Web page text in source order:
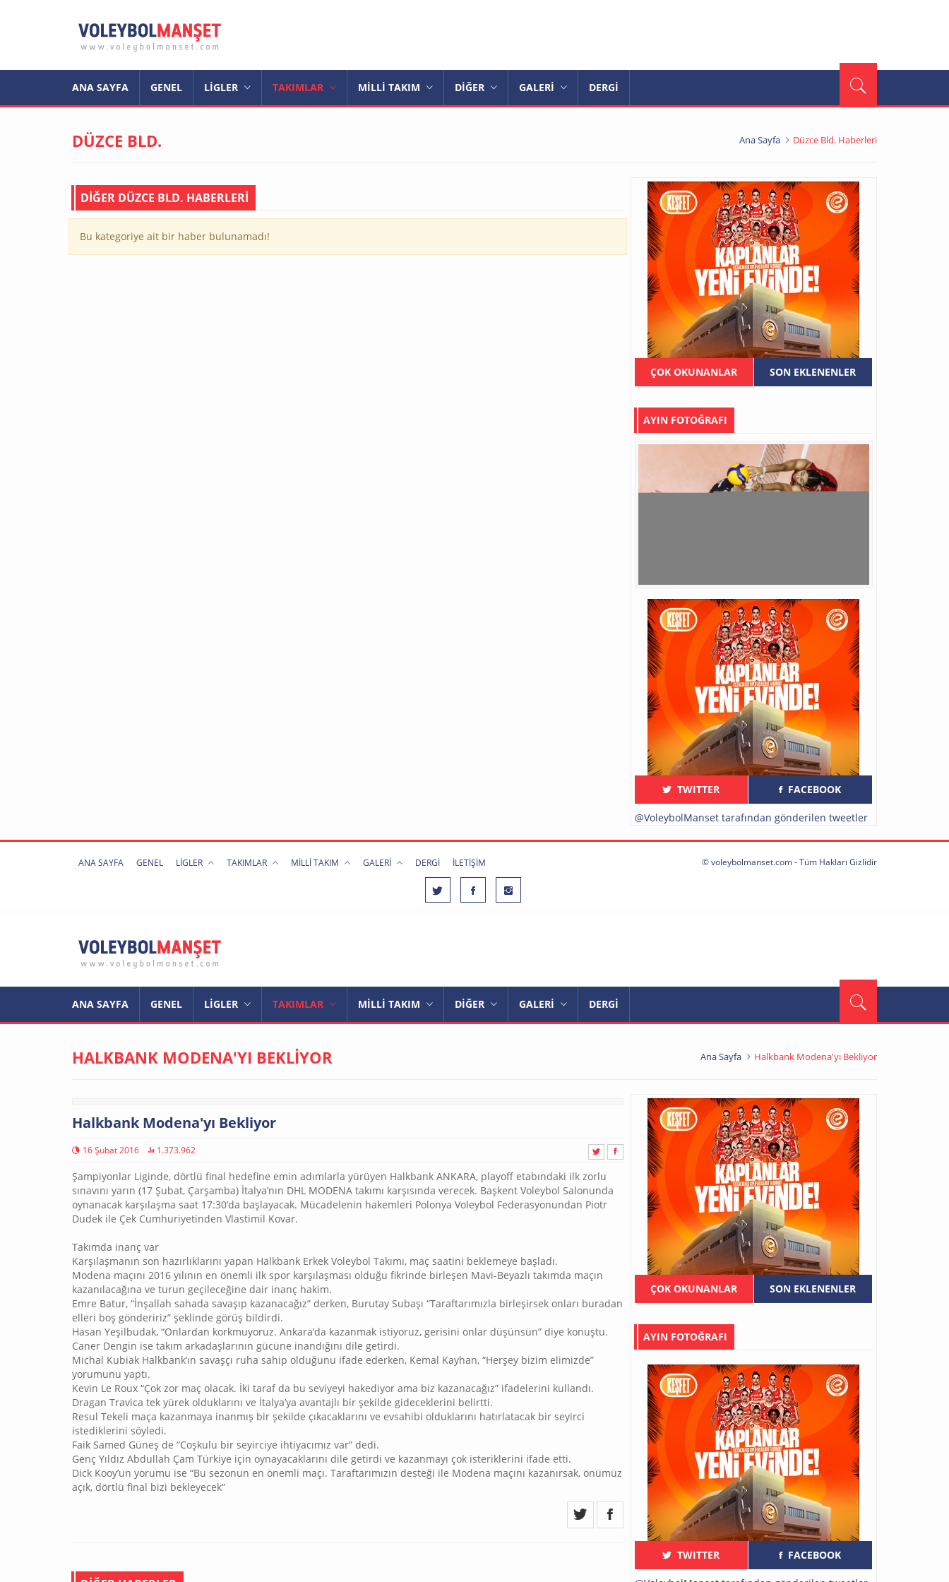
ANA SAYFA GENEL LİGLER TAKIMLAR MİLLİ TAKIM DİĞER GALERİ DERGİ
DÜZCE BLD. Ana Sayfa Düzce Bld. Haberleri
DİĞER DÜZCE BLD. HABERLERİ
Bu kategoriye ait bir haber bulunamadı!
ÇOK OKUNANLAR SON EKLENENLER
AYIN FOTOĞRAFI
TWITTER FACEBOOK
@VoleybolManset tarafından gönderilen tweetler
ANA SAYFA GENEL LİGLER TAKIMLAR MİLLİ TAKIM GALERİ DERGİ İLETİŞİM © voleybolmanset.com - Tüm Hakları Gizlidir
ANA SAYFA GENEL LİGLER TAKIMLAR MİLLİ TAKIM DİĞER GALERİ DERGİ
HALKBANK MODENA'YI BEKLİYOR Ana Sayfa Halkbank Modena'yı Bekliyor
Halkbank Modena'yı Bekliyor
16 Şubat 2016 1.373.962
Şampiyonlar Liginde, dörtlü final hedefine emin adımlarla yürüyen Halkbank ANKARA, playoff etabındaki ilk zorlu
sınavını yarın (17 Şubat, Çarşamba) İtalya’nın DHL MODENA takımı karşısında verecek. Başkent Voleybol Salonunda
oynanacak karşılaşma saat 17:30’da başlayacak. Mücadelenin hakemleri Polonya Voleybol Federasyonundan Piotr
Dudek ile Çek Cumhuriyetinden Vlastimil Kovar.
Takımda inanç var
Karşılaşmanın son hazırlıklarını yapan Halkbank Erkek Voleybol Takımı, maç saatini beklemeye başladı.
Modena maçını 2016 yılının en önemli ilk spor karşılaşması olduğu fikrinde birleşen Mavi-Beyazlı takımda maçın
kazanılacağına ve turun geçileceğine dair inanç hakim.
Emre Batur, “İnşallah sahada savaşıp kazanacağız” derken, Burutay Subaşı “Taraftarımızla birleşirsek onları buradan
elleri boş göndeririz” şeklinde görüş bildirdi.
Hasan Yeşilbudak, “Onlardan korkmuyoruz. Ankara’da kazanmak istiyoruz, gerisini onlar düşünsün” diye konuştu.
Caner Dengin ise takım arkadaşlarının gücüne inandığını dile getirdi.
Michal Kubiak Halkbank’ın savaşçı ruha sahip olduğunu ifade ederken, Kemal Kayhan, “Herşey bizim elimizde”
yorumunu yaptı.
Kevin Le Roux “Çok zor maç olacak. İki taraf da bu seviyeyi hakediyor ama biz kazanacağız” ifadelerini kullandı.
Dragan Travica tek yürek olduklarını ve İtalya’ya avantajlı bir şekilde gideceklerini belirtti.
Resul Tekeli maça kazanmaya inanmış bir şekilde çıkacaklarını ve evsahibi olduklarını hatırlatacak bir seyirci
istediklerini söyledi.
Faik Samed Güneş de “Coşkulu bir seyirciye ihtiyacımız var” dedi.
Genç Yıldız Abdullah Çam Türkiye için oynayacaklarını dile getirdi ve kazanmayı çok isteriklerini ifade etti.
Dick Kooy’un yorumu ise “Bu sezonun en önemli maçı. Taraftarımızın desteği ile Modena maçını kazanırsak, önümüz
açık, dörtlü final bizi bekleyecek”
ÇOK OKUNANLAR SON EKLENENLER
AYIN FOTOĞRAFI
TWITTER FACEBOOK